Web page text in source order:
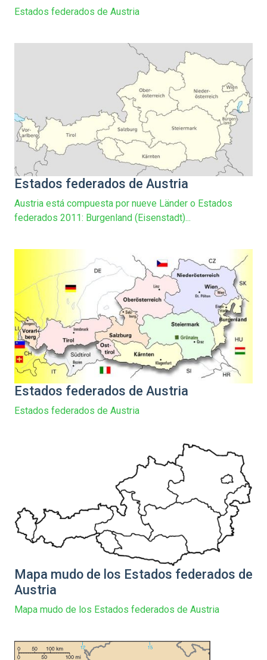
Estados federados de Austria
Estados federados de Austria
Austria está compuesta por nueve Länder o Estados
federados 2011: Burgenland (Eisenstadt)...
Estados federados de Austria
Estados federados de Austria
Mapa mudo de los Estados federados de
Austria
Mapa mudo de los Estados federados de Austria